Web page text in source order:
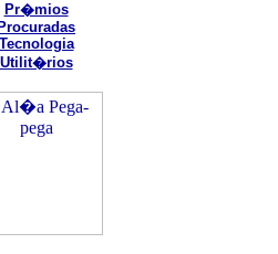
Pr�mios
Procuradas
Tecnologia
Utilit�rios